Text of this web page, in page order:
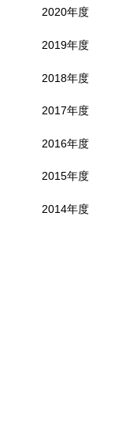
2020年度
2019年度
2018年度
2017年度
2016年度
2015年度
2014年度